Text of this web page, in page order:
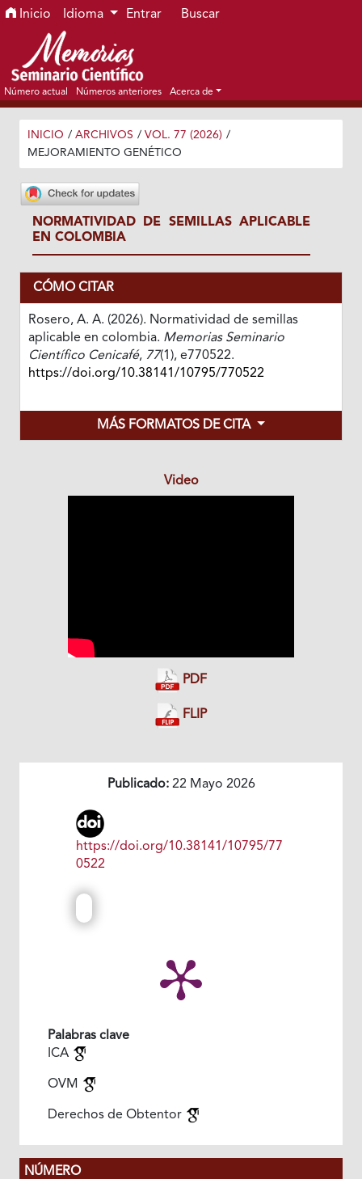
Ir al menú de navegación principal
Ir al contenido principal
Ir al pie de página del sitio
Inicio Idioma Entrar Buscar
Número actual Números anteriores Acerca de
INICIO / ARCHIVOS / VOL. 77 (2026) /
MEJORAMIENTO GENÉTICO
NORMATIVIDAD DE SEMILLAS APLICABLE
EN COLOMBIA
CÓMO CITAR
Rosero, A. A. (2026). Normatividad de semillas
aplicable en colombia. Memorias Seminario
Científico Cenicafé, 77(1), e770522.
https://doi.org/10.38141/10795/770522
MÁS FORMATOS DE CITA
Video
PDF
FLIP
Publicado:22 Mayo 2026
https://doi.org/10.38141/10795/77
0522
Palabras clave
ICA
OVM
Derechos de Obtentor
NÚMERO